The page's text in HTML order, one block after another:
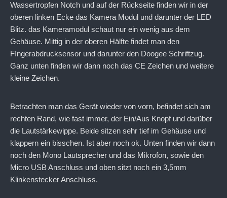
Wassertropfen Notch und auf der Rückseite finden wir in der
oberen linken Ecke das Kamera Modul und darunter der LED
Blitz. das Kameramodul schaut nur ein wenig aus dem
Gehäuse. Mittig in der oberen Hälfte findet man den
Fíngerabdrucksensor und darunter den Doogee Schriftzug.
Ganz unten finden wir dann noch das CE Zeichen und weitere
kleine Zeichen.
Betrachten man das Gerät wieder von vorn, befindet sich am
rechten Rand, wie fast immer, der Ein/Aus Knopf und darüber
die Lautstärkewippe. Beide sitzen sehr tief im Gehäuse und
klappern ein bisschen. Ist aber noch ok. Unten finden wir dann
noch den Mono Lautsprecher und das Mikrofon, sowie den
Micro USB Anschluss und oben sitzt noch ein 3,5mm
Klinkenstecker Anschluss.